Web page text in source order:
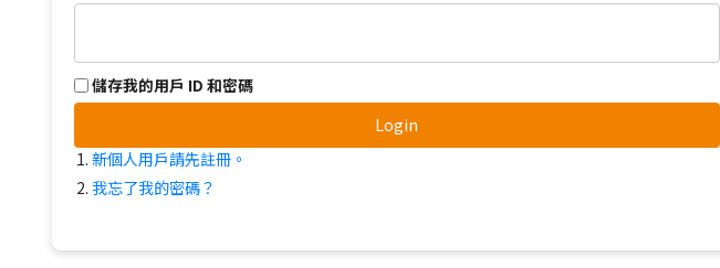
儲存我的用戶 ID 和密碼
Login
新個人用戶請先註冊。
我忘了我的密碼？